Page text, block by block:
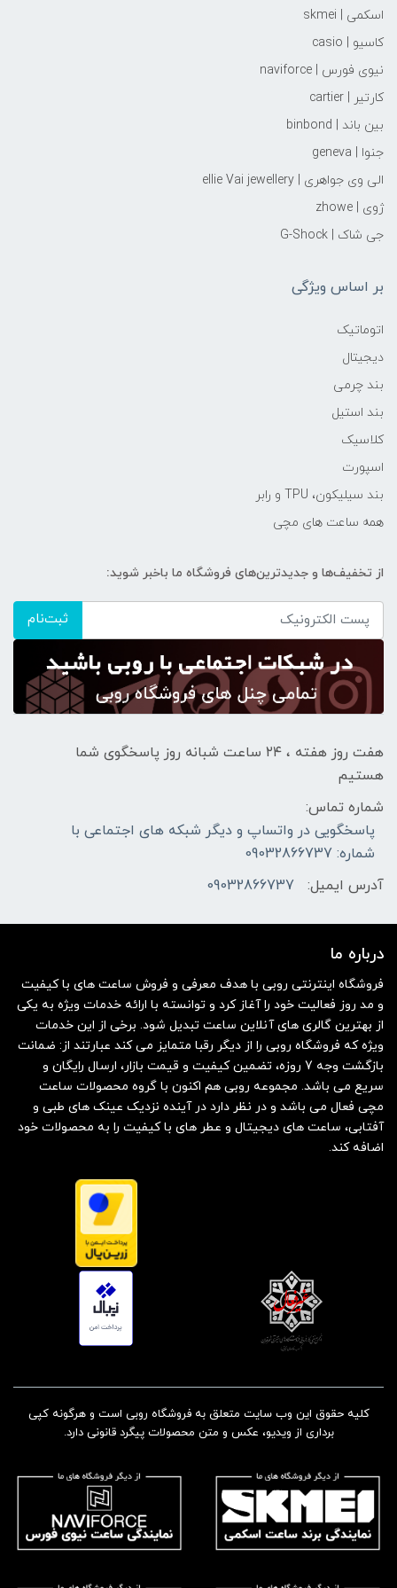
اسکمی | skmei
کاسیو | casio
نیوی فورس | naviforce
کارتیر | cartier
بین باند | binbond
جنوا | geneva
الی وی جواهری | ellie Vai‌ jewellery
ژوی | zhowe
جی شاک | G-Shock
بر اساس ویژگی
اتوماتیک
دیجیتال
بند چرمی
بند استیل
کلاسیک
اسپورت
بند سیلیکون، TPU و رابر
همه ساعت های مچی
از تخفیف‌ها و جدیدترین‌های فروشگاه ما باخبر شوید:
ثبت‌نام
هفت روز هفته ، ۲۴ ساعت شبانه‌ روز پاسخگوی شما
هستیم
شماره تماس:
پاسخگویی در واتساپ و دیگر شبکه های اجتماعی با
شماره: 09032866737
آدرس ایمیل:
09032866737
درباره ما
فروشگاه اینترنتی روبی با هدف معرفی و فروش ساعت های با کیفیت
و مد روز فعالیت خود را آغاز کرد و توانسته با ارائه خدمات ویژه به یکی
از بهترین گالری های آنلاین ساعت تبدیل شود. برخی از این خدمات
ویژه که فروشگاه روبی را از دیگر رقبا متمایز می کند عبارتند از: ضمانت
بازگشت وجه 7 روزه، تضمین کیفیت و قیمت بازار، ارسال رایگان و
سریع می باشد. مجموعه روبی هم اکنون با گروه محصولات ساعت
مچی فعال می باشد و در نظر دارد در آینده نزدیک عینک های طبی و
آفتابی، ساعت های دیجیتال و عطر های با کیفیت را به محصولات خود
اضافه کند.
کلیه حقوق این وب سایت متعلق به فروشگاه روبی است و هرگونه کپی
برداری از ویدیو، عکس و متن محصولات پیگرد قانونی دارد.